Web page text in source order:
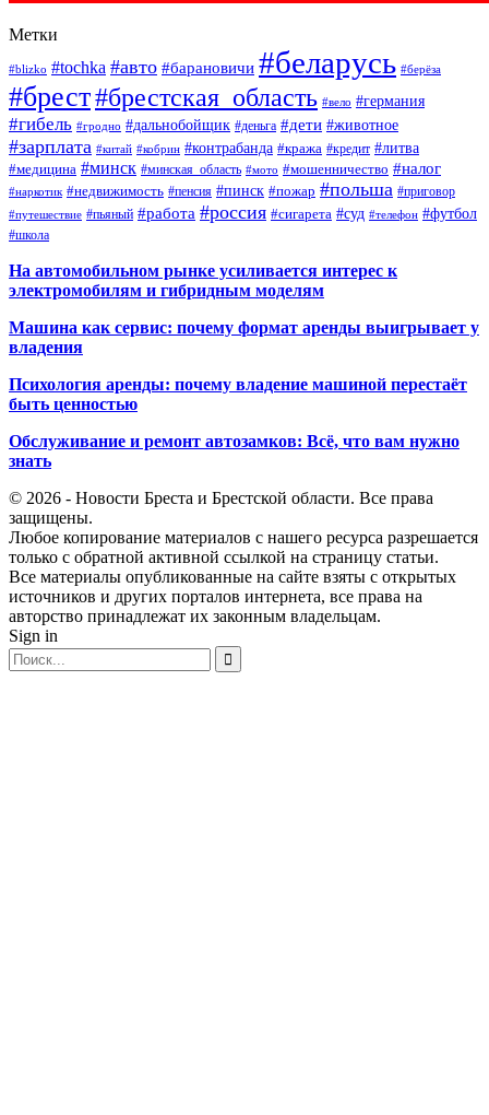
Метки
#blizko #tochka #авто #барановичи #беларусь #берёза
#брест#брестская_область #вело #германия
#гибель #гродно #дальнобойщик #деньга #дети #животное
#зарплата #китай #кобрин #контрабанда #кража #кредит #литва
#медицина #минск #минская_область #мото #мошенничество #налог
#наркотик #недвижимость #пенсия #пинск #пожар #польша #приговор
#путешествие #пьяный #работа #россия #сигарета #суд #телефон #футбол
#школа
На автомобильном рынке усиливается интерес к
электромобилям и гибридным моделям
Машина как сервис: почему формат аренды выигрывает у
владения
Психология аренды: почему владение машиной перестаёт
быть ценностью
Обслуживание и ремонт автозамков: Всё, что вам нужно
знать
© 2026 - Новости Бреста и Брестской области. Все права
защищены.
Любое копирование материалов с нашего ресурса разрешается
только с обратной активной ссылкой на страницу статьи.
Все материалы опубликованные на сайте взяты с открытых
источников и других порталов интернета, все права на
авторство принадлежат их законным владельцам.
Sign in